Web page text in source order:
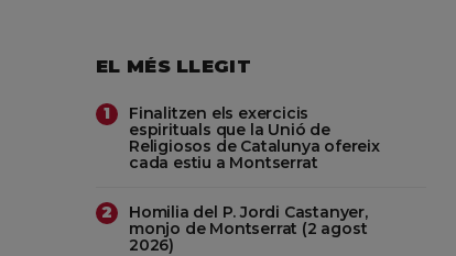
EL MÉS LLEGIT
1
Finalitzen els exercicis
espirituals que la Unió de
Religiosos de Catalunya ofereix
cada estiu a Montserrat
2
Homilia del P. Jordi Castanyer,
monjo de Montserrat (2 agost
2026)